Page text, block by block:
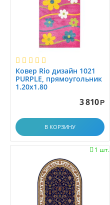
0.9x4.5
0.9x5.0
0.9x5.5
0.9x6.0
1,6x2.3
1.0
1.0x1.0
1.0x1.45
1.0x1.5
1.0x1.95
1.0x2.0
1.0x2.1
1.0x2.25
Ковер Rio дизайн 1021
PURPLE, прямоугольник
1.20x1.80
3 810 Р
В КОРЗИНУ
1 шт.
